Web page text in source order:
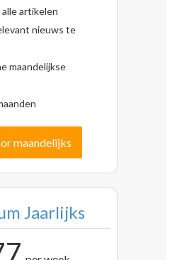
artikelen
nieuws te
maandelijkse
maandelijks
Jaarlijks